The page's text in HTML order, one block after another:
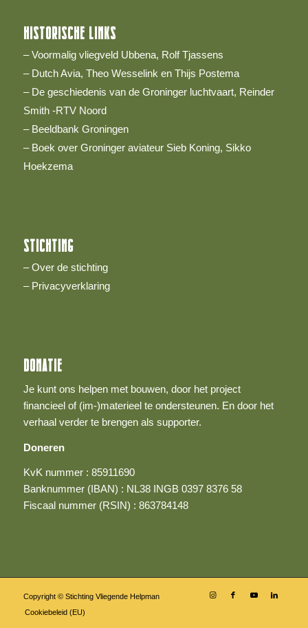
HISTORISCHE LINKS
– Voormalig vliegveld Ubbena, Rolf Tjassens
– Dutch Avia, Theo Wesselink en Thijs Postema
– De geschiedenis van de Groninger luchtvaart, Reinder
Smith -RTV Noord
– Beeldbank Groningen
– Boek over Groninger aviateur Sieb Koning, Sikko
Hoekzema
STICHTING
– Over de stichting
– Privacyverklaring
DONATIE
Je kunt ons helpen met bouwen, door het project
financieel of (im-)materieel te ondersteunen. En door het
verhaal verder te brengen als supporter.
Doneren
KvK nummer : 85911690
Banknummer (IBAN) : NL38 INGB 0397 8376 58
Fiscaal nummer (RSIN) : 863784148
Copyright © Stichting Vliegende Helpman
Cookiebeleid (EU)